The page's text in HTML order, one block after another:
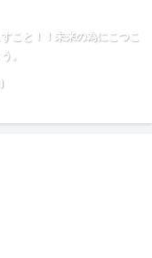
こと！！未来の為にこつこ
。